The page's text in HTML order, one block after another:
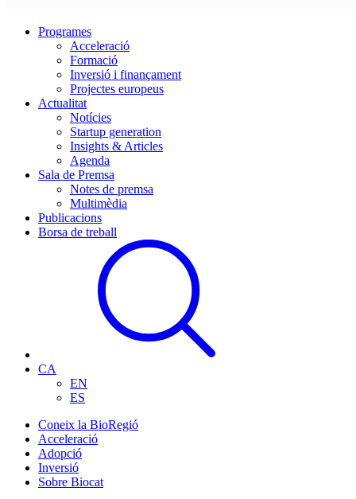
Programes
Acceleració
Formació
Inversió i finançament
Projectes europeus
Actualitat
Notícies
Startup generation
Insights & Articles
Agenda
Sala de Premsa
Notes de premsa
Multimèdia
Publicacions
Borsa de treball
CA
EN
ES
Coneix la BioRegió
Acceleració
Adopció
Inversió
Sobre Biocat